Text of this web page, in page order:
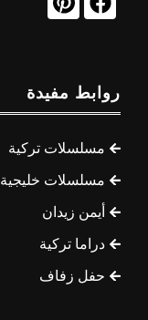
روابط مفيدة
مسلسلات تركية
مسلسلات خليجية
أيمن زيدان
دراما تركية
حفل زفاف